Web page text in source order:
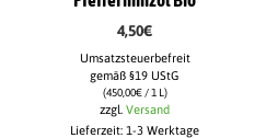
4,50€
Umsatzsteuerbefreit
gemäß §19 UStG
(450,00€/ 1 L)
zzgl.Versand
Lieferzeit: 1-3 Werktage